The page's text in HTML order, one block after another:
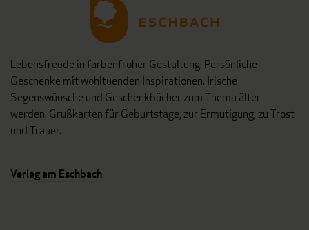
Lebensfreude in farbenfroher Gestaltung: Persönliche
Geschenke mit wohltuenden Inspirationen. Irische
Segenswünsche und Geschenkbücher zum Thema älter
werden. Grußkarten für Geburtstage, zur Ermutigung, zu Trost
und Trauer.
Verlag am Eschbach